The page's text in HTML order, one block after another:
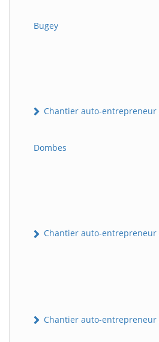
Bugey
Chantier auto-entrepreneur
Dombes
Chantier auto-entrepreneur
Chantier auto-entrepreneur